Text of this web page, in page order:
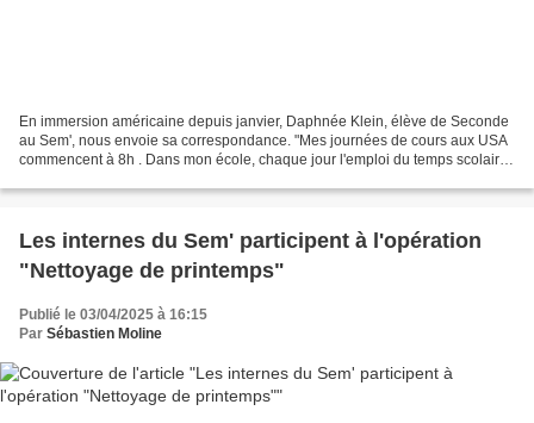
En immersion américaine depuis janvier, Daphnée Klein, élève de Seconde
au Sem', nous envoie sa correspondance. "Mes journées de cours aux USA
commencent à 8h . Dans mon école, chaque jour l'emploi du temps scolaire
Les internes du Sem' participent à l'opération
"Nettoyage de printemps"
Publié le 03/04/2025 à 16:15
Par Sébastien Moline